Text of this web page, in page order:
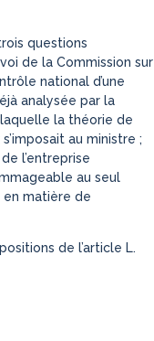
questions
de la Commission sur
national d’une
analysée par la
laquelle la théorie de
au ministre ;
l’entreprise
au seul
matière de
de l’article L.